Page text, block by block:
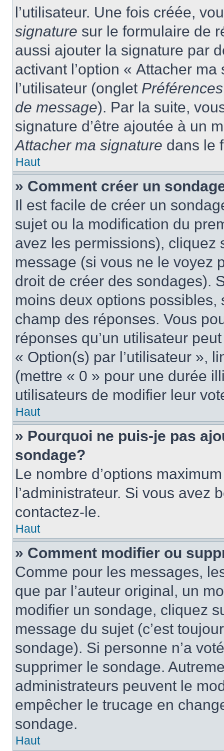
l’utilisateur. Une fois créée,
signature sur le formulaire de
aussi ajouter la signature par
activant l’option « Attacher
l’utilisateur (onglet
de message). Par la suite,
signature d’être ajoutée à un
Attacher ma signature dans le
Haut
» Comment créer un
Il est facile de créer un
sujet ou la modification du
avez les permissions), cliquez
message (si vous ne le voyez
droit de créer des sondages).
moins deux options
champ des réponses. Vous
réponses qu’un utilisateur
« Option(s) par l’utilisateur »,
(mettre « 0 » pour une durée
utilisateurs de modifier leur
Haut
» Pourquoi ne puis-je pas
sondage?
Le nombre d’options
l’administrateur. Si vous avez
contactez-le.
Haut
» Comment modifier ou
Comme pour les messages,
que par l’auteur original, un
modifier un sondage, cliquez
message du sujet (c’est
sondage). Si personne n’a
supprimer le sondage.
administrateurs peuvent le
empêcher le trucage en
sondage.
Haut